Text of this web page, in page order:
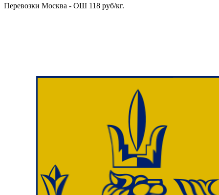
Перевозки Москва - ОШ 118 руб/кг.